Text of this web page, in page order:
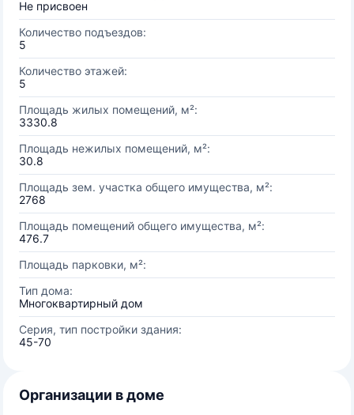
Не присвоен
Количество подъездов:
5
Количество этажей:
5
Площадь жилых помещений, м²:
3330.8
Площадь нежилых помещений, м²:
30.8
Площадь зем. участка общего имущества, м²:
2768
Площадь помещений общего имущества, м²:
476.7
Площадь парковки, м²:
Тип дома:
Многоквартирный дом
Серия, тип постройки здания:
45-70
Организации в доме